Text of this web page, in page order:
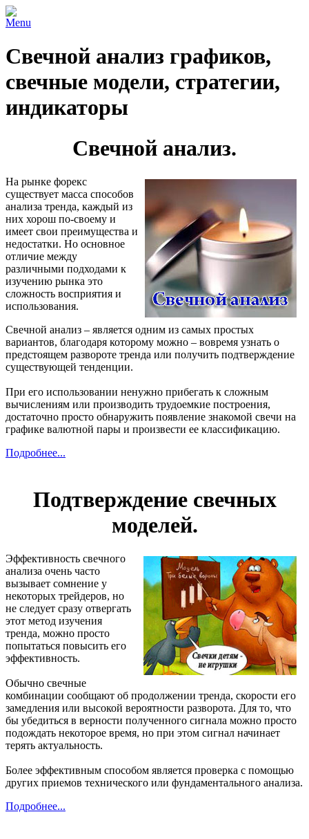
Menu
Свечной анализ графиков,
свечные модели, стратегии,
индикаторы
Свечной анализ.
На рынке форекс
существует масса способов
анализа тренда, каждый из
них хорош по-своему и
имеет свои преимущества и
недостатки. Но основное
отличие между
различными подходами к
изучению рынка это
сложность восприятия и
использования.
Свечной анализ – является одним из самых простых
вариантов, благодаря которому можно – вовремя узнать о
предстоящем развороте тренда или получить подтверждение
существующей тенденции.
При его использовании ненужно прибегать к сложным
вычислениям или производить трудоемкие построения,
достаточно просто обнаружить появление знакомой свечи на
графике валютной пары и произвести ее классификацию.
Подробнее...
Подтверждение свечных
моделей.
Эффективность свечного
анализа очень часто
вызывает сомнение у
некоторых трейдеров, но
не следует сразу отвергать
этот метод изучения
тренда, можно просто
попытаться повысить его
эффективность.
Обычно свечные
комбинации сообщают об продолжении тренда, скорости его
замедления или высокой вероятности разворота. Для то, что
бы убедиться в верности полученного сигнала можно просто
подождать некоторое время, но при этом сигнал начинает
терять актуальность.
Более эффективным способом является проверка с помощью
других приемов технического или фундаментального анализа.
Подробнее...